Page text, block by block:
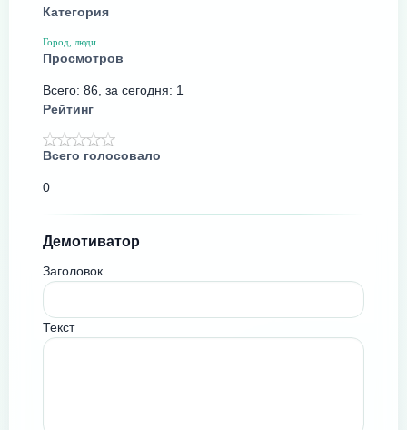
Категория
Город, люди
Просмотров
Всего: 86, за сегодня: 1
Рейтинг
Всего голосовало
0
Демотиватор
Заголовок
Текст